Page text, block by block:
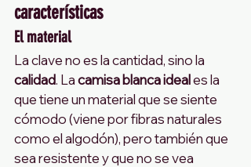
características
El material
La clave no es la cantidad, sino la
calidad. La camisa blanca ideal es la
que tiene un material que se siente
cómodo (viene por fibras naturales
como el algodón), pero también que
sea resistente y que no se vea